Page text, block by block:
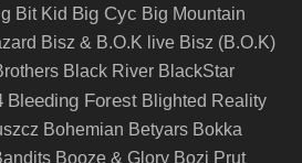
Bit Kid Big Cyc Big Mountain
Bisz & B.O.K live Bisz (B.O.K)
Black River BlackStar
Bleeding Forest Blighted Reality
Bohemian Betyars Bokka
Booze & Glory Bozi Prut